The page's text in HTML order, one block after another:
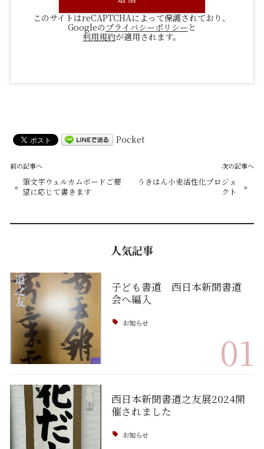
このサイトはreCAPTCHAによって保護されており、
Googleの プライバシーポリシー と
利用規約が適用されます。
Pocket
前の記事へ
« 筆文字ウェルカムボードご要
望に応じて書きます
次の記事へ
うきはん小麦活性化プロジェ
クト
»
人気記事
子ども書道 西日本新聞書道
会へ編入
お知らせ
01
西日本新聞書道之友展2024開
催されました
お知らせ